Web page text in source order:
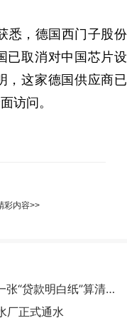
悉，德国西门子股份
已取消对中国芯片设
，这家德国供应商已
访问。
彩内容>>
争当高质量发展优等生 | 湖北：一张“贷款明白纸”算清融资成本账
厂正式通水